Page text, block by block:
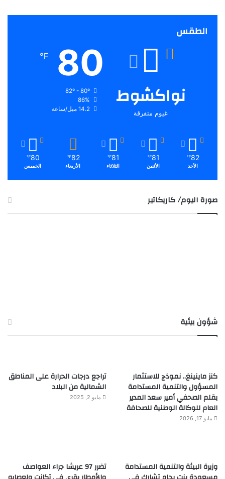
الطقس
نواكشوط
غيوم متفرقة
80
℉
82º - 80º
86%
14.2 ميل/ساعة
82
℉
الأحد
81
℉
الأثنين
81
℉
الثلاثاء
82
℉
الأربعاء
80
℉
الخميس
صورة اليوم/ كاريكاتير
شؤون بيئية
كنز ماينينغ.. نموذج للاستثمار
المسؤول والتنمية المستدامة
بقلم الصحفي أمير سعد المدير
العام للوكالة الوطنية للصحافة
مايو 17, 2026
تراجع درجات الحرارة على المناطق
الشمالية من البلاد
مايو 2, 2025
وزيرة البيئة والتنمية المستدامة
تضرر 97 عريشا جراء العواصف